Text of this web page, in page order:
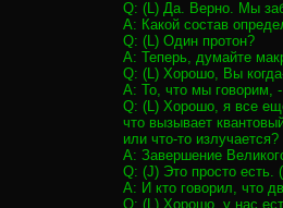
Q: (L) Да. Верно. Мы
A: Какой состав
Q: (L) Один протон?
A: Теперь, думайте
Q: (L) Хорошо, Вы
A: То, что мы говорим, -
Q: (L) Хорошо, я все
что вызывает
или что-то излучается?
A: Завершение
Q: (J) Это просто есть.
A: И кто говорил, что
Q: (L) Хорошо, у нас